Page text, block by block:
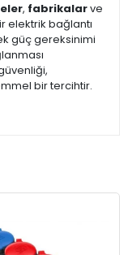
, fabrikalarve
elektrik bağlantı
güç gereksinimi
bir tercihtir.